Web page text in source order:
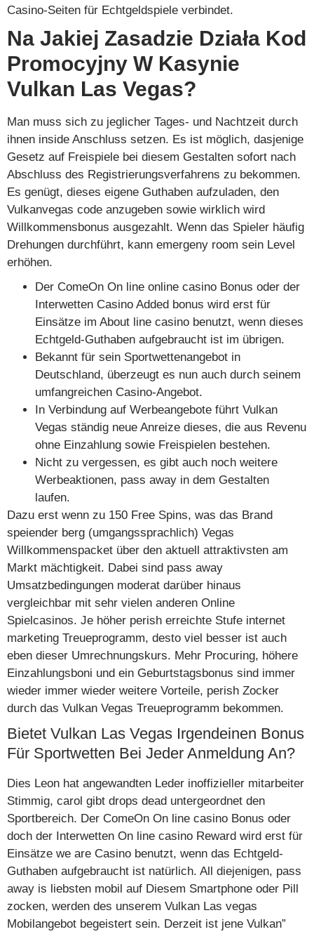
Casino-Seiten für Echtgeldspiele verbindet.
Na Jakiej Zasadzie Działa Kod
Promocyjny W Kasynie
Vulkan Las Vegas?
Man muss sich zu jeglicher Tages- und Nachtzeit durch
ihnen inside Anschluss setzen. Es ist möglich, dasjenige
Gesetz auf Freispiele bei diesem Gestalten sofort nach
Abschluss des Registrierungsverfahrens zu bekommen.
Es genügt, dieses eigene Guthaben aufzuladen, den
Vulkanvegas code anzugeben sowie wirklich wird
Willkommensbonus ausgezahlt. Wenn das Spieler häufig
Drehungen durchführt, kann emergeny room sein Level
erhöhen.
Der ComeOn On line online casino Bonus oder der
Interwetten Casino Added bonus wird erst für
Einsätze im About line casino benutzt, wenn dieses
Echtgeld-Guthaben aufgebraucht ist im übrigen.
Bekannt für sein Sportwettenangebot in
Deutschland, überzeugt es nun auch durch seinem
umfangreichen Casino-Angebot.
In Verbindung auf Werbeangebote führt Vulkan
Vegas ständig neue Anreize dieses, die aus Revenu
ohne Einzahlung sowie Freispielen bestehen.
Nicht zu vergessen, es gibt auch noch weitere
Werbeaktionen, pass away in dem Gestalten
laufen.
Dazu erst wenn zu 150 Free Spins, was das Brand
speiender berg (umgangssprachlich) Vegas
Willkommenspacket über den aktuell attraktivsten am
Markt mächtigkeit. Dabei sind pass away
Umsatzbedingungen moderat darüber hinaus
vergleichbar mit sehr vielen anderen Online
Spielcasinos. Je höher perish erreichte Stufe internet
marketing Treueprogramm, desto viel besser ist auch
eben dieser Umrechnungskurs. Mehr Procuring, höhere
Einzahlungsboni und ein Geburtstagsbonus sind immer
wieder immer wieder weitere Vorteile, perish Zocker
durch das Vulkan Vegas Treueprogramm bekommen.
Bietet Vulkan Las Vegas Irgendeinen Bonus
Für Sportwetten Bei Jeder Anmeldung An?
Dies Leon hat angewandten Leder inoffizieller mitarbeiter
Stimmig, carol gibt drops dead untergeordnet den
Sportbereich. Der ComeOn On line casino Bonus oder
doch der Interwetten On line casino Reward wird erst für
Einsätze we are Casino benutzt, wenn das Echtgeld-
Guthaben aufgebraucht ist natürlich. All diejenigen, pass
away is liebsten mobil auf Diesem Smartphone oder Pill
zocken, werden des unserem Vulkan Las vegas
Mobilangebot begeistert sein. Derzeit ist jene Vulkan”